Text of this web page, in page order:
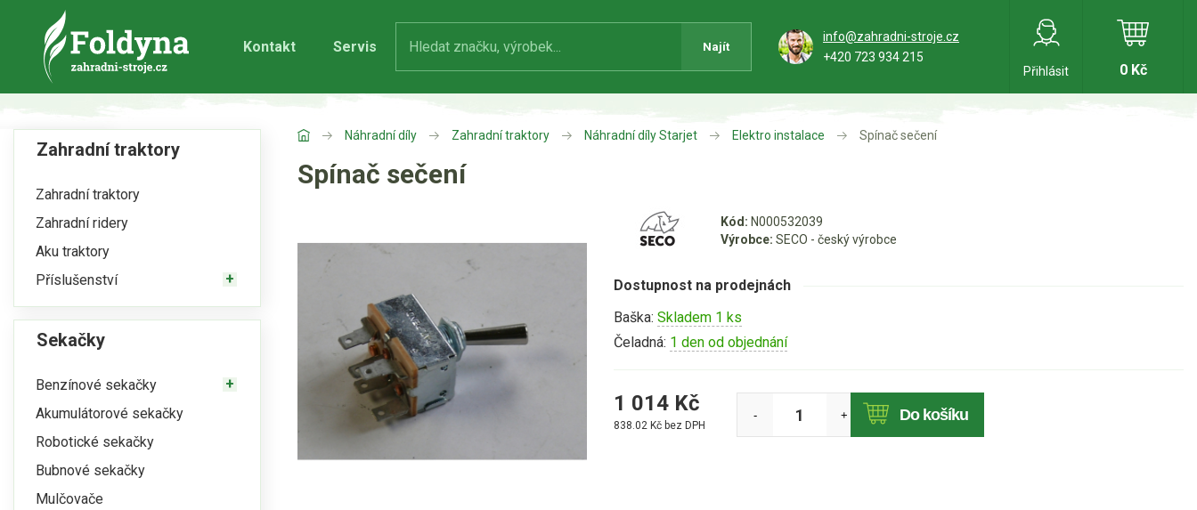
Kontakt Servis Najít
info@zahradni-stroje.cz
+420 723 934 215
Přihlásit
0 Kč
Zahradní traktory
Zahradní traktory
Zahradní ridery
Aku traktory
Příslušenství
Sekačky
Benzínové sekačky
Akumulátorové sekačky
Robotické sekačky
Bubnové sekačky
Mulčovače
Náhradní díly Zahradní traktory Náhradní díly Starjet Elektro instalace Spínač sečení
Spínač sečení
Kód: N000532039
Výrobce: SECO - český výrobce
Dostupnost na prodejnách
Baška: Skladem 1 ks
Čeladná: 1 den od objednání
1 014 Kč
838.02 Kč bez DPH
- + Do košíku